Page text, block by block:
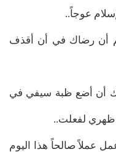
عوجاً..
أن رضاك في أن أقذف
أن أضع ظبة سيفي في
ظهري لفعلت..
عملاً صالحاً هذا اليوم